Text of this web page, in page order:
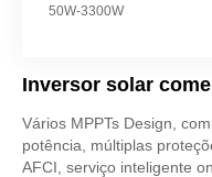
750W-3300W
Inversor solar
Vários MPPTs Design,
potência, múltiplas
AFCI, serviço inteligente